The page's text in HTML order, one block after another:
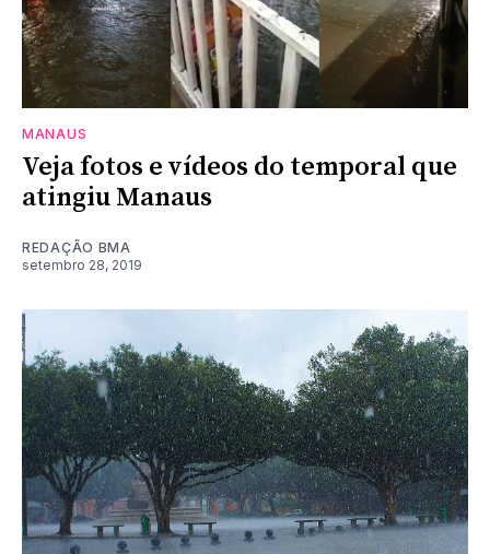
MANAUS
Veja fotos e vídeos do temporal que
atingiu Manaus
REDAÇÃO BMA
setembro 28, 2019